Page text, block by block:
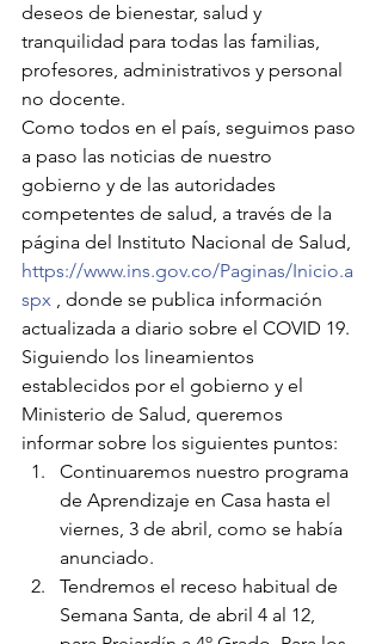
deseos de bienestar, salud y
tranquilidad para todas las familias,
profesores, administrativos y personal
no docente.
Como todos en el país, seguimos paso
a paso las noticias de nuestro
gobierno y de las autoridades
competentes de salud, a través de la
página del Instituto Nacional de Salud,
https://www.ins.gov.co/Paginas/Inicio.a
spx , donde se publica información
actualizada a diario sobre el COVID 19.
Siguiendo los lineamientos
establecidos por el gobierno y el
Ministerio de Salud, queremos
informar sobre los siguientes puntos:
Continuaremos nuestro programa
de Aprendizaje en Casa hasta el
viernes, 3 de abril, como se había
anunciado.
Tendremos el receso habitual de
Semana Santa, de abril 4 al 12,